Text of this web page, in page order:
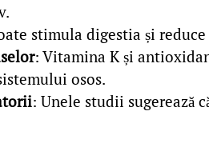
stimula digestia și
: Vitamina K și
osos.
: Unele studii sugerează